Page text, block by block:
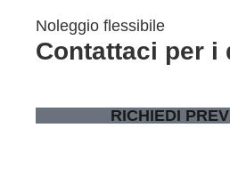
Noleggio flessibile
Contattaci per i
RICHIEDI